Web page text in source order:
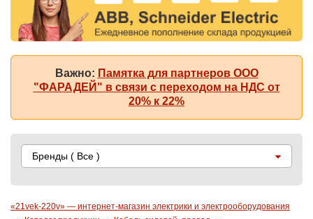
Важно: Памятка для партнеров ООО
"ФАРАДЕЙ" в связи с переходом на НДС от
20% к 22%
Бренды ( Все )
«21vek-220v» — интернет-магазин электрики и электрооборудования